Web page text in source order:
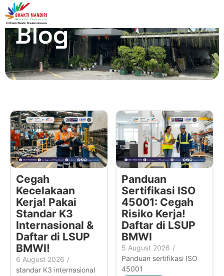
Blog
Cegah
Kecelakaan
Kerja! Pakai
Standar K3
Internasional &
Daftar di LSUP
BMWI!
6 August 2026 /
standar K3 internasional
Panduan
Sertifikasi ISO
45001: Cegah
Risiko Kerja!
Daftar di LSUP
BMWI
5 August 2026 /
Panduan sertifikasi ISO
45001